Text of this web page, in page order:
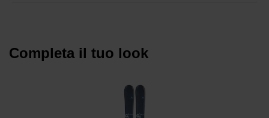
Completa il tuo look